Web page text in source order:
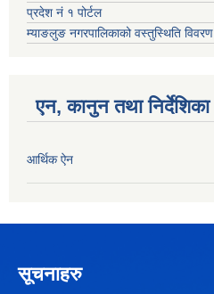
प्रदेश नं १ पोर्टल
म्याङलुङ नगरपालिकाको वस्तुस्थिति विवरण
एन, कानुन तथा निर्देशिका
आर्थिक ऐन
सूचनाहरु